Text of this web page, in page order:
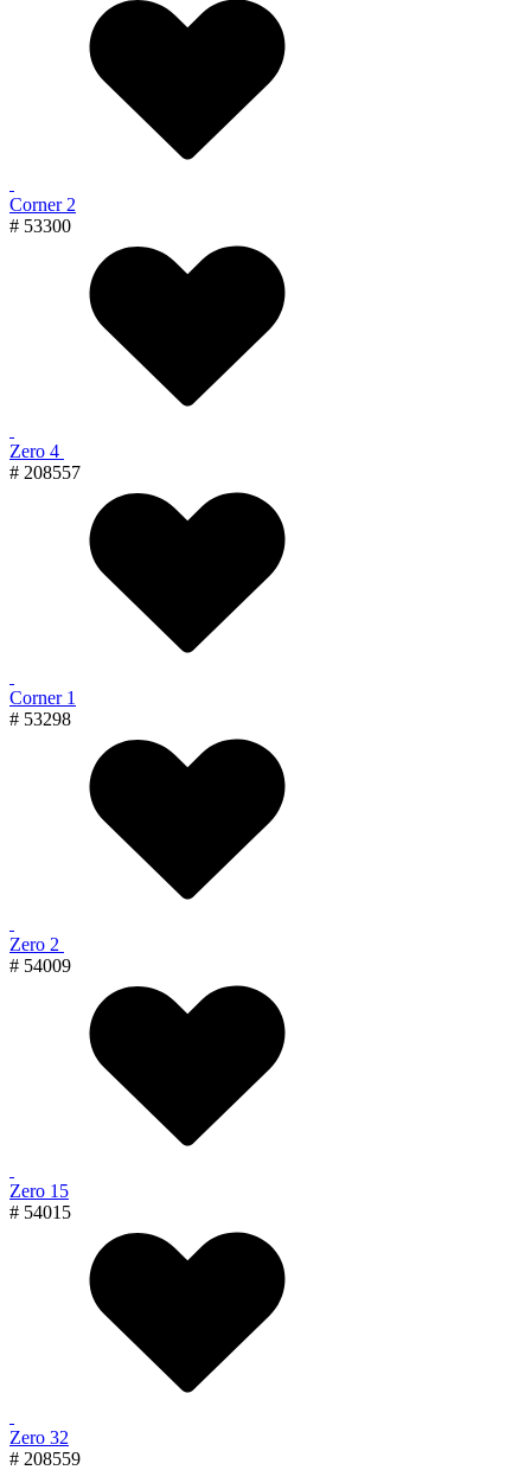
Corner 2
# 53300
Zero 4
# 208557
Corner 1
# 53298
Zero 2
# 54009
Zero 15
# 54015
Zero 32
# 208559